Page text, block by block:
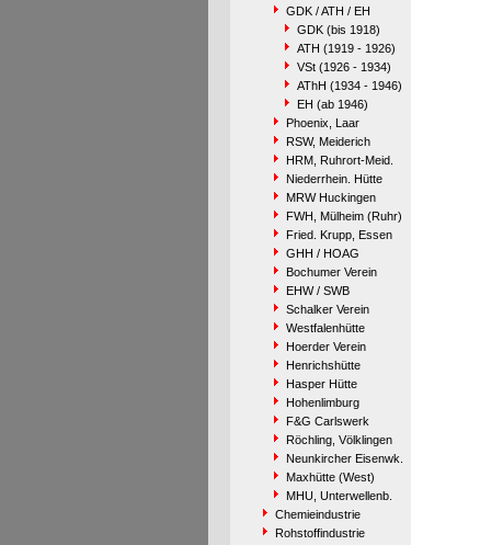
GDK / ATH / EH
GDK (bis 1918)
ATH (1919 - 1926)
VSt (1926 - 1934)
AThH (1934 - 1946)
EH (ab 1946)
Phoenix, Laar
RSW, Meiderich
HRM, Ruhrort-Meid.
Niederrhein. Hütte
MRW Huckingen
FWH, Mülheim (Ruhr)
Fried. Krupp, Essen
GHH / HOAG
Bochumer Verein
EHW / SWB
Schalker Verein
Westfalenhütte
Hoerder Verein
Henrichshütte
Hasper Hütte
Hohenlimburg
F&G Carlswerk
Röchling, Völklingen
Neunkircher Eisenwk.
Maxhütte (West)
MHU, Unterwellenb.
Chemieindustrie
Rohstoffindustrie